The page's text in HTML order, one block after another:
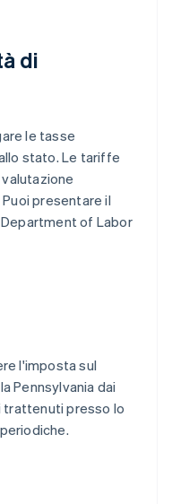
di
le tasse
stato. Le tariffe
presentare il
of Labor
l'imposta sul
Pennsylvania dai
trattenuti presso lo